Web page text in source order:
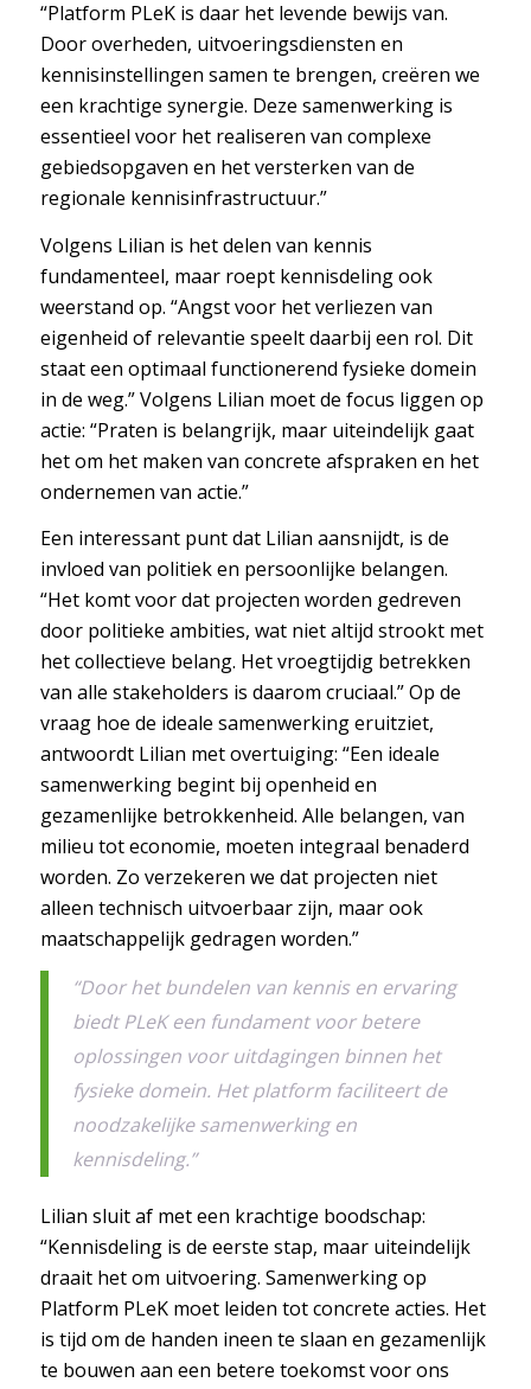
“Platform PLeK is daar het levende bewijs van.
Door overheden, uitvoeringsdiensten en
kennisinstellingen samen te brengen, creëren we
een krachtige synergie. Deze samenwerking is
essentieel voor het realiseren van complexe
gebiedsopgaven en het versterken van de
regionale kennisinfrastructuur.”
Volgens Lilian is het delen van kennis
fundamenteel, maar roept kennisdeling ook
weerstand op. “Angst voor het verliezen van
eigenheid of relevantie speelt daarbij een rol. Dit
staat een optimaal functionerend fysieke domein
in de weg.” Volgens Lilian moet de focus liggen op
actie: “Praten is belangrijk, maar uiteindelijk gaat
het om het maken van concrete afspraken en het
ondernemen van actie.”
Een interessant punt dat Lilian aansnijdt, is de
invloed van politiek en persoonlijke belangen.
“Het komt voor dat projecten worden gedreven
door politieke ambities, wat niet altijd strookt met
het collectieve belang. Het vroegtijdig betrekken
van alle stakeholders is daarom cruciaal.” Op de
vraag hoe de ideale samenwerking eruitziet,
antwoordt Lilian met overtuiging: “Een ideale
samenwerking begint bij openheid en
gezamenlijke betrokkenheid. Alle belangen, van
milieu tot economie, moeten integraal benaderd
worden. Zo verzekeren we dat projecten niet
alleen technisch uitvoerbaar zijn, maar ook
maatschappelijk gedragen worden.”
“Door het bundelen van kennis en ervaring
biedt PLeK een fundament voor betere
oplossingen voor uitdagingen binnen het
fysieke domein. Het platform faciliteert de
noodzakelijke samenwerking en
kennisdeling.”
Lilian sluit af met een krachtige boodschap:
“Kennisdeling is de eerste stap, maar uiteindelijk
draait het om uitvoering. Samenwerking op
Platform PLeK moet leiden tot concrete acties. Het
is tijd om de handen ineen te slaan en gezamenlijk
te bouwen aan een betere toekomst voor ons